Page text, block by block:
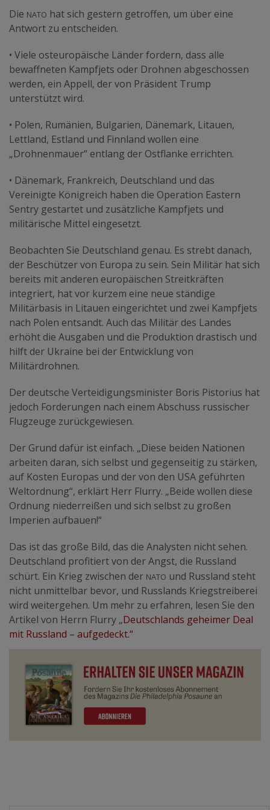
Die nato hat sich gestern getroffen, um über eine
Antwort zu entscheiden.
• Viele osteuropäische Länder fordern, dass alle
bewaffneten Kampfjets oder Drohnen abgeschossen
werden, ein Appell, der von Präsident Trump
unterstützt wird.
• Polen, Rumänien, Bulgarien, Dänemark, Litauen,
Lettland, Estland und Finnland wollen eine
„Drohnenmauer“ entlang der Ostflanke errichten.
• Dänemark, Frankreich, Deutschland und das
Vereinigte Königreich haben die Operation Eastern
Sentry gestartet und zusätzliche Kampfjets und
militärische Mittel eingesetzt.
Beobachten Sie Deutschland genau. Es strebt danach,
der Beschützer von Europa zu sein. Sein Militär hat sich
bereits mit anderen europäischen Streitkräften
integriert, hat vor kurzem eine neue ständige
Militärbasis in Litauen eingerichtet und zwei Kampfjets
nach Polen entsandt. Auch das Militär des Landes
erhöht die Ausgaben und die Produktion drastisch und
hilft der Ukraine bei der Entwicklung von
Militärdrohnen.
Der deutsche Verteidigungsminister Boris Pistorius hat
jedoch Forderungen nach einem Abschuss russischer
Flugzeuge zurückgewiesen.
Der Grund dafür ist einfach. „Diese beiden Nationen
arbeiten daran, sich selbst und gegenseitig zu stärken,
auf Kosten Europas und der von den USA geführten
Weltordnung“, erklärt Herr Flurry. „Beide wollen diese
Ordnung niederreißen und sich selbst zu großen
Imperien aufbauen!“
Das ist das große Bild, das die Analysten nicht sehen.
Deutschland profitiert von der Angst, die Russland
schürt. Ein Krieg zwischen der nato und Russland steht
nicht unmittelbar bevor, und Russlands Kriegstreiberei
wird weitergehen. Um mehr zu erfahren, lesen Sie den
Artikel von Herrn Flurry „Deutschlands geheimer Deal
mit Russland – aufgedeckt.“